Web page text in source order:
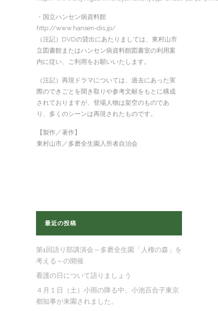
・国立ハンセン病資料館
http://www.hansen-dis.jp/
（注記）DVDの貸出にあたりましては、東村山市
立図書館またはハンセン病資料館図書室の利用案
内に従い、ご利用をお願いいたします。
（注記）再現ドラマについては、過去にあった実
際のできごとを聞き取りや参考文献をもとに構成
されておりますが、登場人物は架空のものであ
り、多くのシーンは再現されたものです。
【製作／著作】
東村山市／多磨全生園入所者自治会
最近の投稿
第1回語り部講演会～多磨全生園「人権の森」を
考える～の開催
看護の日について語りましょう
４月１日（土）小雨の降る中、小池百合子東京
都知事が来園されました。